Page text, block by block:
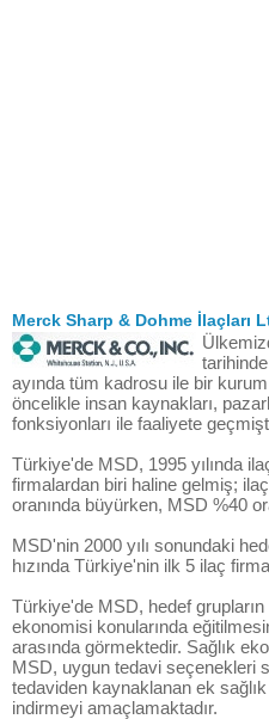
Merck Sharp & Dohme İlaçları
ayında tüm kadrosu ile bir
öncelikle insan kaynakları,
fonksiyonları ile faaliyete
Türkiye'de MSD, 1995 yılında
firmalardan biri haline gelmiş;
oranında büyürken, MSD %40
MSD'nin 2000 yılı sonundaki
hızında Türkiye'nin ilk 5 ilaç
Türkiye'de MSD, hedef grupların
ekonomisi konularında
arasında görmektedir. Sağlık
MSD, uygun tedavi seçenekleri
tedaviden kaynaklanan ek
indirmeyi amaçlamaktadır.